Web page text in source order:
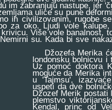
im zabranjuju nastupe, jer
ulice su pune
ih civilizovanim, rugobe
za oko. Ljudi vole
Više vole banalnost,
su. Kada bi sve
Džozefa Merika će
londonsku bolnicvu
Uz pomoć doktora
moguće da Merika
u 'Tajmsu',
uspeti da dve
Džozef Merik postati
plemstvo
Kendal, princ od